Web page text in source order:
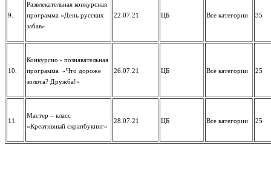
9.
Развлекательная конкурсная
программа «День русских
забав»
22.07.21 ЦБ Все категории 35
10.
Конкурсно - познавательная
программа «Что дороже
золота? Дружба!»
26.07.21 ЦБ Все категории 25
11.
Мастер – класс
«Креативный скрапбукинг»
28.07.21 ЦБ Все категории 25